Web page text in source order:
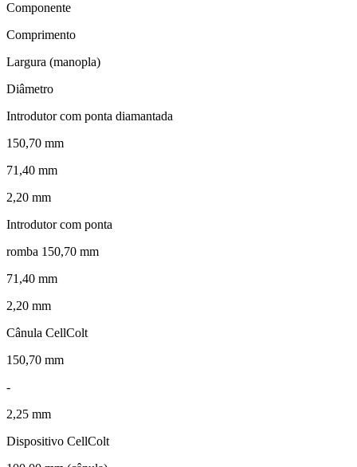
Componente
Comprimento
Largura (manopla)
Diâmetro
Introdutor com ponta diamantada
150,70 mm
71,40 mm
2,20 mm
Introdutor com ponta
romba 150,70 mm
71,40 mm
2,20 mm
Cânula CellColt
150,70 mm
-
2,25 mm
Dispositivo CellColt